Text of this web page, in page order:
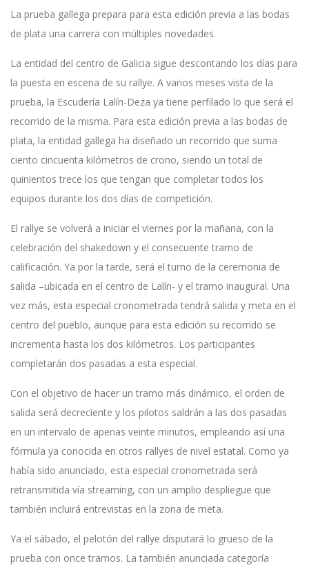
La prueba gallega prepara para esta edición previa a las bodas
de plata una carrera con múltiples novedades.
La entidad del centro de Galicia sigue descontando los días para
la puesta en escena de su rallye. A varios meses vista de la
prueba, la Escudería Lalín-Deza ya tiene perfilado lo que será el
recorrido de la misma. Para esta edición previa a las bodas de
plata, la entidad gallega ha diseñado un recorrido que suma
ciento cincuenta kilómetros de crono, siendo un total de
quinientos trece los que tengan que completar todos los
equipos durante los dos días de competición.
El rallye se volverá a iniciar el viernes por la mañana, con la
celebración del shakedown y el consecuente tramo de
calificación. Ya por la tarde, será el turno de la ceremonia de
salida –ubicada en el centro de Lalín- y el tramo inaugural. Una
vez más, esta especial cronometrada tendrá salida y meta en el
centro del pueblo, aunque para esta edición su recorrido se
incrementa hasta los dos kilómetros. Los participantes
completarán dos pasadas a esta especial.
Con el objetivo de hacer un tramo más dinámico, el orden de
salida será decreciente y los pilotos saldrán a las dos pasadas
en un intervalo de apenas veinte minutos, empleando así una
fórmula ya conocida en otros rallyes de nivel estatal. Como ya
había sido anunciado, esta especial cronometrada será
retransmitida vía streaming, con un amplio despliegue que
también incluirá entrevistas en la zona de meta.
Ya el sábado, el pelotón del rallye disputará lo grueso de la
prueba con once tramos. La también anunciada categoría